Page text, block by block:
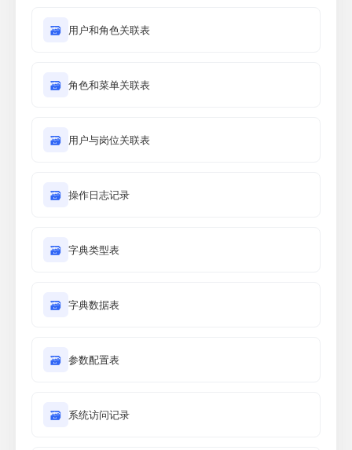
🗃 用户和角色关联表
🗃 角色和菜单关联表
🗃 用户与岗位关联表
🗃 操作日志记录
🗃 字典类型表
🗃 字典数据表
🗃 参数配置表
🗃 系统访问记录